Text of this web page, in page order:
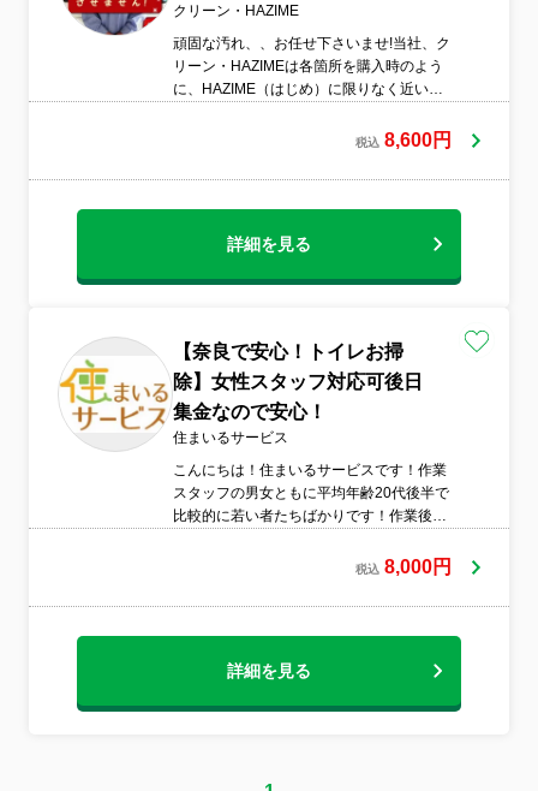
クリーン・HAZIME
頑固な汚れ、、お任せ下さいませ!当社、ク
リーン・HAZIMEは各箇所を購入時のよう
に、HAZIME（はじめ）に限りなく近い状
もHAZIME（初心）に戻り、プロとしての
税込 8,600円
詳細を見る
【奈良で安心！トイレお掃
除】女性スタッフ対応可後日
集金なので安心！
住まいるサービス
こんにちは！住まいるサービスです！作業
スタッフの男女ともに平均年齢20代後半で
比較的に若い者たちばかりです！作業後に
く頑張ってくれていた！」「すごく丁寧に
の言葉を頂いております！サービス向上の
金は発生いたしません！）安心してご利用
税込 8,000円
詳細を見る